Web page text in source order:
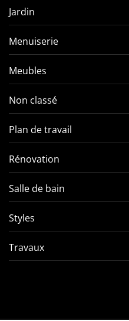
Jardin
Menuiserie
Meubles
Non classé
Plan de travail
Rénovation
Salle de bain
Styles
Travaux